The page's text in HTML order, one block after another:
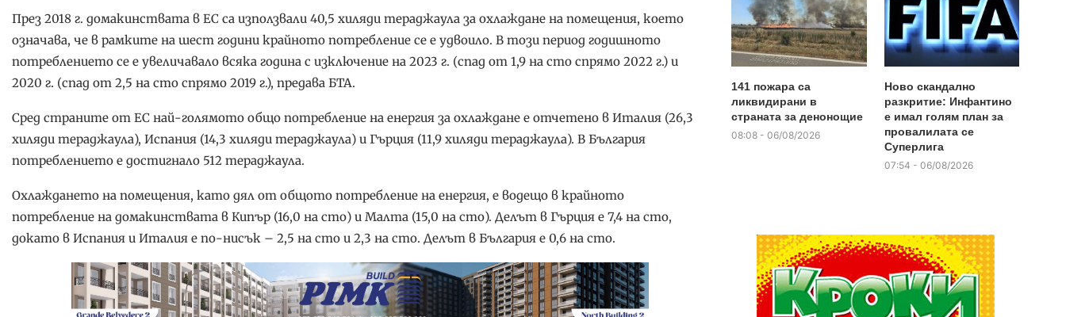
През 2018 г. домакинствата в ЕС са използвали 40,5 хиляди тераджаула за охлаждане на помещения, което
означава, че в рамките на шест години крайното потребление се е удвоило. В този период годишното
потреблението се е увеличавало всяка година с изключение на 2023 г. (спад от 1,9 на сто спрямо 2022 г.) и
2020 г. (спад от 2,5 на сто спрямо 2019 г.), предава БТА.
Сред страните от ЕС най-голямото общо потребление на енергия за охлаждане е отчетено в Италия (26,3
хиляди тераджаула), Испания (14,3 хиляди тераджаула) и Гърция (11,9 хиляди тераджаула). В България
потреблението е достигнало 512 тераджаула.
Охлаждането на помещения, като дял от общото потребление на енергия, е водещо в крайното
потребление на домакинствата в Кипър (16,0 на сто) и Малта (15,0 на сто). Делът в Гърция е 7,4 на сто,
докато в Испания и Италия е по-нисък – 2,5 на сто и 2,3 на сто. Делът в България е 0,6 на сто.
141 пожара са
ликвидирани в
страната за денонощие
08:08 - 06/08/2026
Ново скандално
разкритие: Инфантино
е имал голям план за
провалилата се
Суперлига
07:54 - 06/08/2026